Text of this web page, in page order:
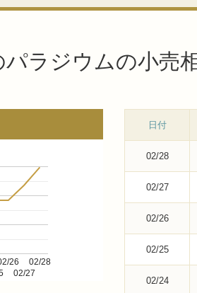
パラジウムの小売
26
02/27
02/28
日付
02/28
02/27
02/26
02/25
02/24